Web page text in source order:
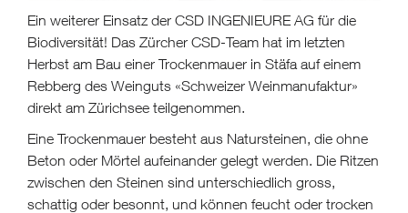
Ein weiterer Einsatz der CSD INGENIEURE AG für die
Biodiversität! Das Zürcher CSD-Team hat im letzten
Herbst am Bau einer Trockenmauer in Stäfa auf einem
Rebberg des Weinguts «Schweizer Weinmanufaktur»
direkt am Zürichsee teilgenommen.
Eine Trockenmauer besteht aus Natursteinen, die ohne
Beton oder Mörtel aufeinander gelegt werden. Die Ritzen
zwischen den Steinen sind unterschiedlich gross,
schattig oder besonnt, und können feucht oder trocken